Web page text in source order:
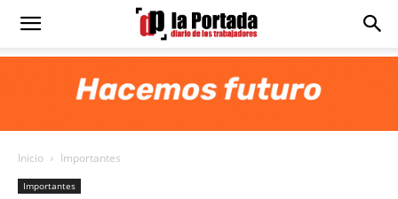
Diario
Portada
Inicio Importantes
Importantes